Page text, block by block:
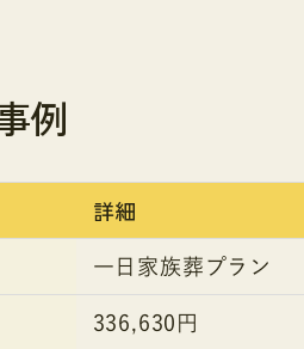
例
詳細
一日家族葬プラン
336,630円